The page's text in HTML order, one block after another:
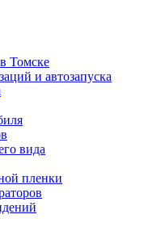
Томске
и автозапуска
вида
пленки